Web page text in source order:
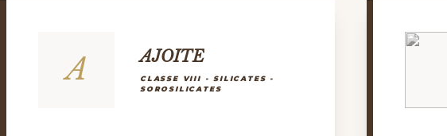
A AJOITE
CLASSE VIII - SILICATES -
SOROSILICATES